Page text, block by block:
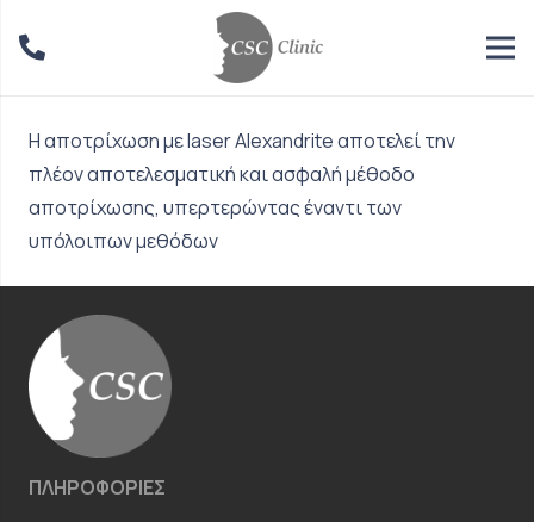
Η αποτρίχωση με laser Alexandrite αποτελεί την
πλέον αποτελεσματική και ασφαλή μέθοδο
αποτρίχωσης, υπερτερώντας έναντι των
υπόλοιπων μεθόδων
ΠΛΗΡΟΦΟΡΙΕΣ